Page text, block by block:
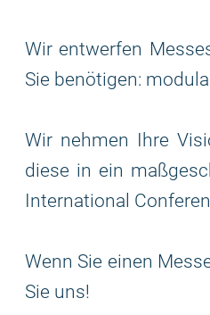
Wir entwerfen
Sie benötigen:
Wir nehmen Ihre
diese in ein
International
Wenn Sie einen
Sie uns!